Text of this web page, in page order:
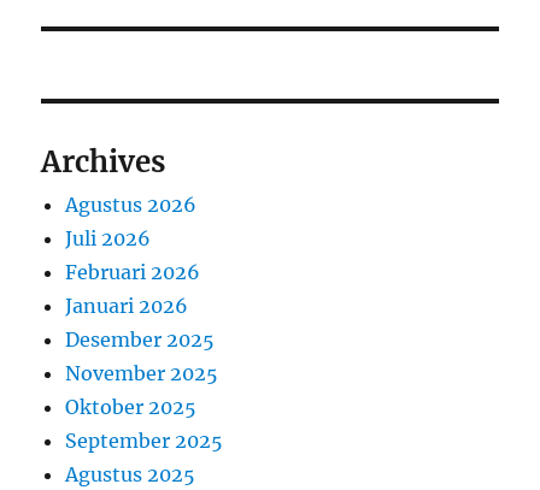
Archives
Agustus 2026
Juli 2026
Februari 2026
Januari 2026
Desember 2025
November 2025
Oktober 2025
September 2025
Agustus 2025